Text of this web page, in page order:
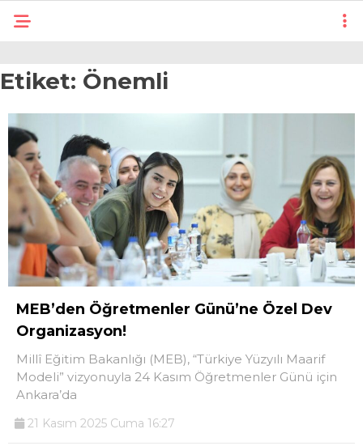
Etiket: Önemli
MEB’den Öğretmenler Günü’ne Özel Dev
Organizasyon!
Millî Eğitim Bakanlığı (MEB), “Türkiye Yüzyılı Maarif
Modeli” vizyonuyla 24 Kasım Öğretmenler Günü için
Ankara’da
21 Kasım 2025 Cuma 16:27